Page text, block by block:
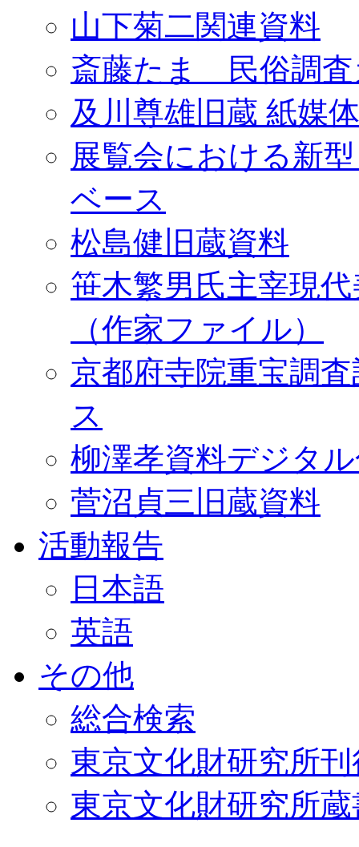
山下菊二関連資料
斎藤たま 民俗調査
及川尊雄旧蔵 紙媒
展覧会における新
ベース
松島健旧蔵資料
笹木繁男氏主宰現
（作家ファイル）
京都府寺院重宝調
ス
柳澤孝資料デジタ
菅沼貞三旧蔵資料
活動報告
日本語
英語
その他
総合検索
東京文化財研究所
東京文化財研究所